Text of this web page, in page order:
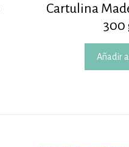
Cartulina
300
Añadir